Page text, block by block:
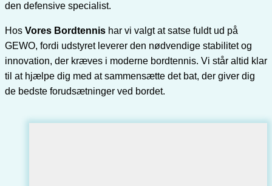
den defensive specialist.
Hos Vores Bordtennis har vi valgt at satse fuldt ud på
GEWO, fordi udstyret leverer den nødvendige stabilitet og
innovation, der kræves i moderne bordtennis. Vi står altid klar
til at hjælpe dig med at sammensætte det bat, der giver dig
de bedste forudsætninger ved bordet.